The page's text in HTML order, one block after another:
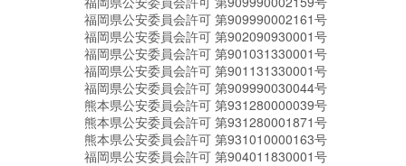
福岡県公安委員会許可 第909990002161号
福岡県公安委員会許可 第902090930001号
福岡県公安委員会許可 第901031330001号
福岡県公安委員会許可 第901131330001号
福岡県公安委員会許可 第909990030044号
熊本県公安委員会許可 第931280000039号
熊本県公安委員会許可 第931280001871号
熊本県公安委員会許可 第931010000163号
福岡県公安委員会許可 第904011830001号